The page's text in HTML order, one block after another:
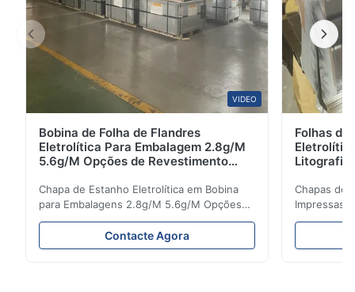
VIDEO
Bobina de Folha de Flandres
Eletrolítica Para Embalagem 2.8g/M
5.6g/M Opções de Revestimento
Chapa de Estanho Eletrolítica em Bobina
para Embalagens 2.8g/M 5.6g/M Opções
de Revestimento SPTE TFS Bobina de
Chapa de Estanho Eletrolítica para
Embalagens - Opções de Revestimento
Contacte Agora
Folhas de
Chapas de
Impressas
Flandres